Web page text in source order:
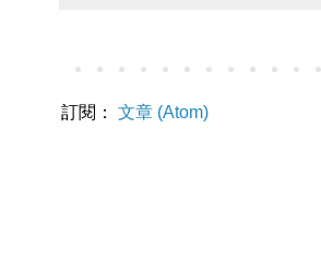
訂閱： 文章 (Atom)